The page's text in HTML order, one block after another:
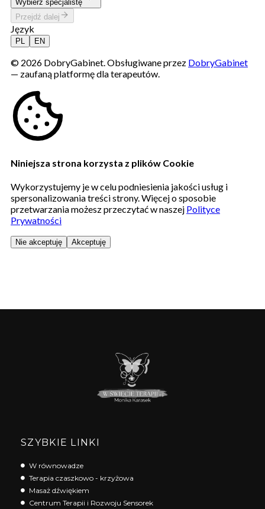
SZYBKIE LINKI
W równowadze
Terapia czaszkowo - krzyżowa
Masaż dźwiękiem
Centrum Terapii i Rozwoju Sensorek